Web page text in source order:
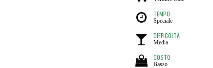
TEMPO
Speciale
DIFFICOLTÀ
Media
COSTO
Basso